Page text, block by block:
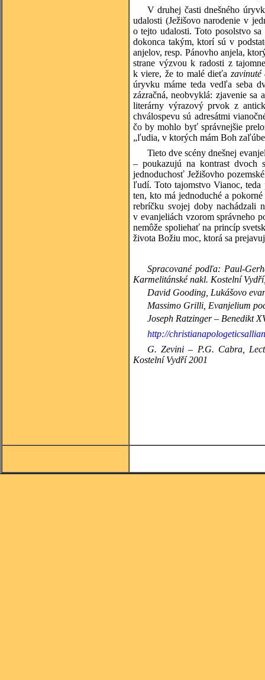
V druhej časti dnešného
udalosti (Ježišovo narodenie v
o tejto udalosti. Toto posolstvo
dokonca takým, ktorí sú v
anjelov, resp. Pánovho anjela,
strane výzvou k radosti z
k viere, že to malé dieťa
úryvku máme teda vedľa seba
zázračná, neobvyklá: zjavenie sa
literárny výrazový prvok z
chválospevu sú adresátmi
čo by mohlo byť správnejšie
„ľudia, v ktorých mám Boh
Tieto dve scény dnešnej
– poukazujú na kontrast dvoch
jednoduchosť Ježišovho
ľudí. Toto tajomstvo Vianoc, teda
ten, kto má jednoduché a
rebríčku svojej doby nachádzali
v evanjeliách vzorom správneho
nemôže spoliehať na princíp
života Božiu moc, ktorá sa
Spracované podľa: Paul-
Karmelitánské nakl. Kostelní
David Gooding, Lukášovo
MassimoGrilli, Evanjelium
JosephRatzinger – Benedikt
http://
G. Zevini – P.G. Cabra,
Kostelní Vydří 2001